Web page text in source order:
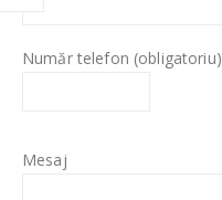
Număr telefon (obligatoriu)
Mesaj